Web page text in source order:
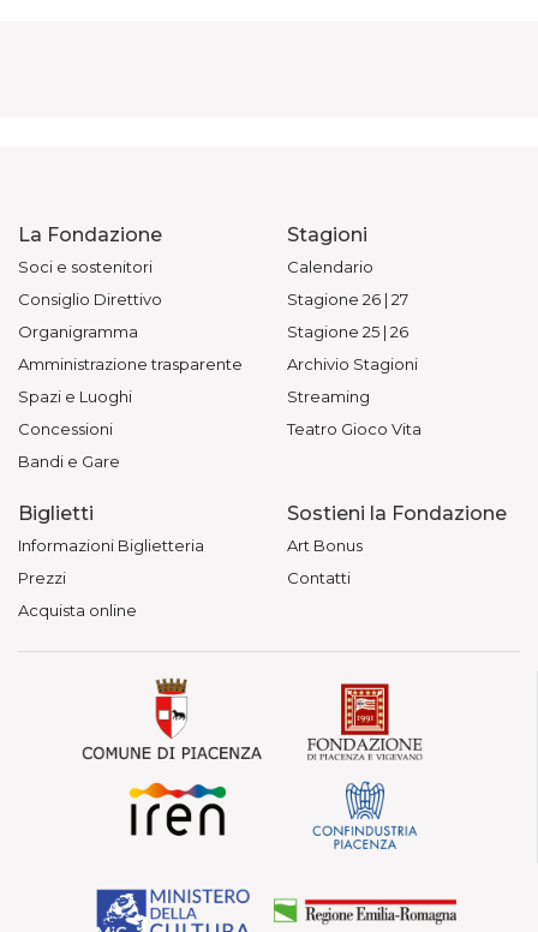
La Fondazione
Soci e sostenitori
Consiglio Direttivo
Organigramma
Amministrazione trasparente
Spazi e Luoghi
Concessioni
Bandi e Gare
Stagioni
Calendario
Stagione 26 | 27
Stagione 25 | 26
Archivio Stagioni
Streaming
Teatro Gioco Vita
Biglietti
Informazioni Biglietteria
Prezzi
Acquista online
Sostieni la Fondazione
Art Bonus
Contatti